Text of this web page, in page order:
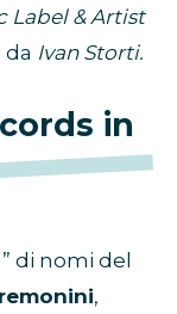
Label & Artist
da Ivan Storti.
in
di nomi del
,